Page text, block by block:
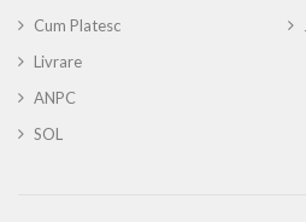
Cum Platesc
Livrare
ANPC
SOL